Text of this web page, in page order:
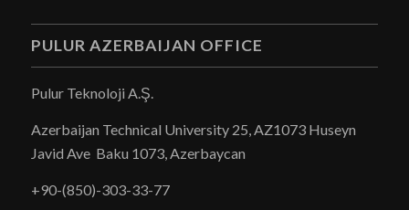
PULUR AZERBAIJAN OFFICE
Pulur Teknoloji A.Ş.
Azerbaijan Technical University 25, AZ1073 Huseyn
Javid Ave Baku 1073, Azerbaycan
+90-(850)-303-33-77